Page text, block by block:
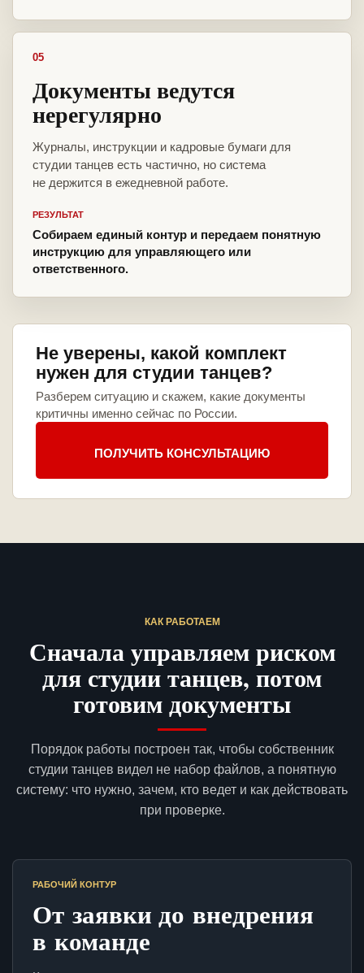
05
Документы ведутся
нерегулярно
Журналы, инструкции и кадровые бумаги для
студии танцев есть частично, но система
не держится в ежедневной работе.
РЕЗУЛЬТАТ
Собираем единый контур и передаем понятную
инструкцию для управляющего или
ответственного.
Не уверены, какой комплект
нужен для студии танцев?
Разберем ситуацию и скажем, какие документы
критичны именно сейчас по России.
ПОЛУЧИТЬ КОНСУЛЬТАЦИЮ
КАК РАБОТАЕМ
Сначала управляем риском
для студии танцев, потом
готовим документы
Порядок работы построен так, чтобы собственник
студии танцев видел не набор файлов, а понятную
систему: что нужно, зачем, кто ведет и как действовать
при проверке.
РАБОЧИЙ КОНТУР
От заявки до внедрения
в команде